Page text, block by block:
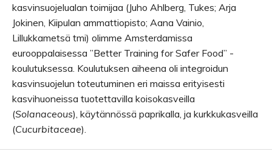
kasvinsuojelualan toimijaa (Juho Ahlberg, Tukes; Arja
Jokinen, Kiipulan ammattiopisto; Aana Vainio,
Lillukkametsä tmi) olimme Amsterdamissa
eurooppalaisessa ”Better Training for Safer Food” -
koulutuksessa. Koulutuksen aiheena oli integroidun
kasvinsuojelun toteutuminen eri maissa erityisesti
kasvihuoneissa tuotettavilla koisokasveilla
(Solanaceous), käytännössä paprikalla, ja kurkkukasveilla
(Cucurbitaceae).